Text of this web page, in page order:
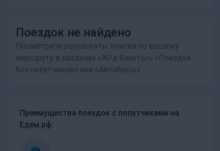
Поездок не найдено
Посмотрите результаты поиска по вашему
маршруту в разделах «Ж/д билеты», «Поездка
без попутчиков» или «Автобусы»
Преимущества поездок с попутчиками на
Едем.рф: